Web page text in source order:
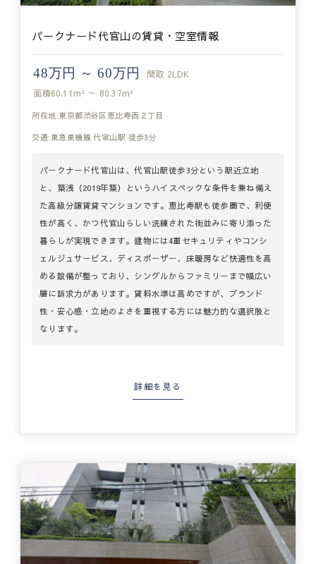
パークナード代官山の賃貸・空室情報
48万円 ～ 60万円 間取 2LDK
面積60.11m² ～ 80.37m²
所在地:東京都渋谷区恵比寿西２丁目
交通:東急東横線 代官山駅 徒歩3分
パークナード代官山は、代官山駅徒歩3分という駅近立地
と、築浅（2019年築）というハイスペックな条件を兼ね備え
た高級分譲賃貸マンションです。恵比寿駅も徒歩圏で、利便
性が高く、かつ代官山らしい洗練された街並みに寄り添った
暮らしが実現できます。建物には4重セキュリティやコンシ
ェルジュサービス、ディスポーザー、床暖房など快適性を高
める設備が整っており、シングルからファミリーまで幅広い
層に訴求力があります。賃料水準は高めですが、ブランド
性・安心感・立地のよさを重視する方には魅力的な選択肢と
なります。
詳細を見る